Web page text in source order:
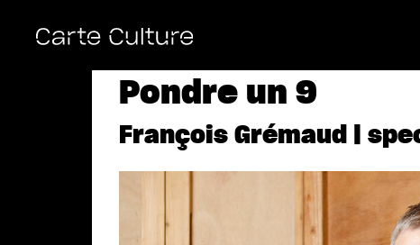
Pondre un 9
François Grémaud |